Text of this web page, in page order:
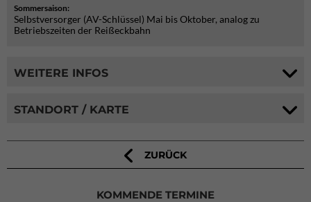
Sommersaison:
Selbstversorger (AV-Schlüssel) Mai bis Oktober, analog zu
Betriebszeiten der Reißeckbahn
WEITERE INFOS
STANDORT / KARTE
ZURÜCK
KOMMENDE TERMINE